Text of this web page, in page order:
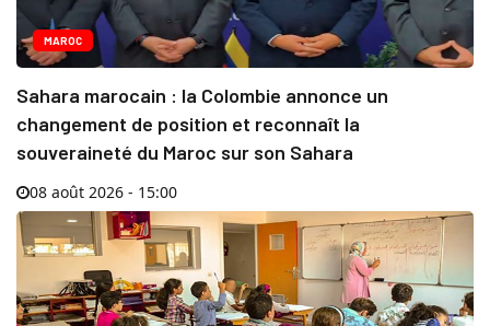
MAROC
Sahara marocain : la Colombie annonce un
changement de position et reconnaît la
souveraineté du Maroc sur son Sahara
08 août 2026 - 15:00